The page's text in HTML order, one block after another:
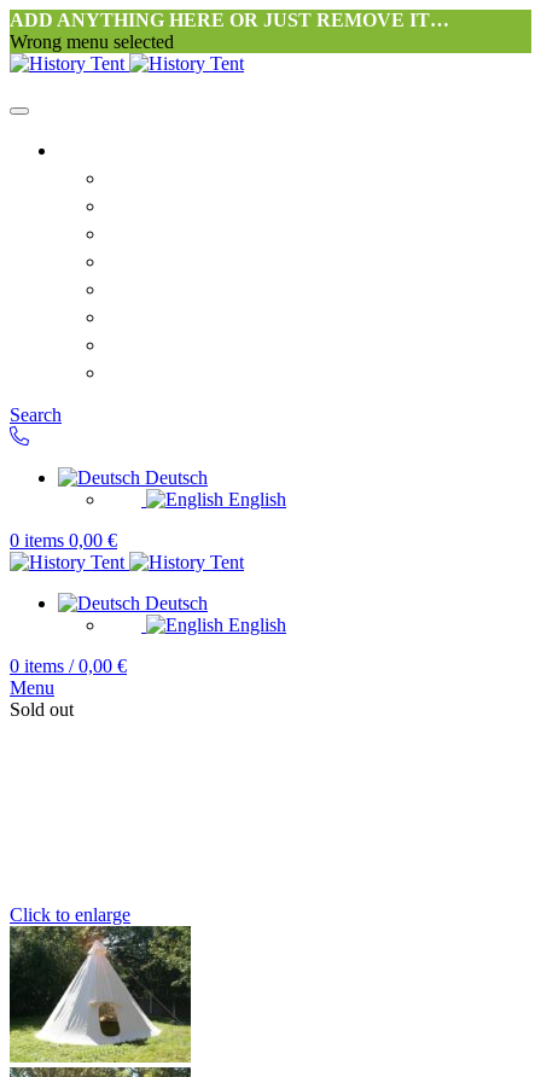
ADD ANYTHING HERE OR JUST REMOVE IT…
Wrong menu selected
Search
Deutsch
English
0 items 0,00 €
Deutsch
English
0 items / 0,00 €
Menu
Sold out
Click to enlarge